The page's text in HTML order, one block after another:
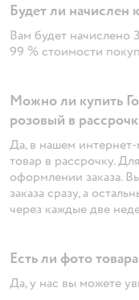
Будет ли начислен
Вам будет начислено
99 % стоимости
Можно ли купить
розовый в
Да, в нашем
товар в рассрочку.
оформлении заказа.
заказа сразу, а
через каждые две
Есть ли фото
Да, у нас вы можете